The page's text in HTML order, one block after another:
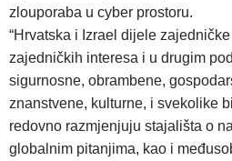
zlouporaba u cyber prostoru.
“Hrvatska i Izrael dijele
zajedničkih interesa i u drugim
sigurnosne, obrambene,
znanstvene, kulturne, i svekolike
redovno razmjenjuju stajališta o
globalnim pitanjima, kao i